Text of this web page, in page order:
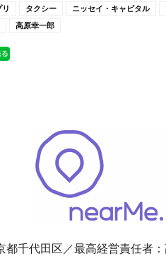
タクシー ニッセイ・キャピタル
高原幸一郎
都千代田区／最高経営責任者